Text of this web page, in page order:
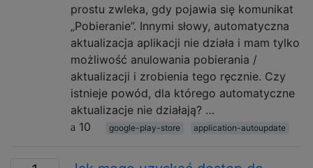
prostu zwleka, gdy pojawia się komunikat
„Pobieranie”. Innymi słowy, automatyczna
aktualizacja aplikacji nie działa i mam tylko
możliwość anulowania pobierania /
aktualizacji i zrobienia tego ręcznie. Czy
istnieje powód, dla którego automatyczne
aktualizacje nie działają? …
10
google-play-store application-autoupdate